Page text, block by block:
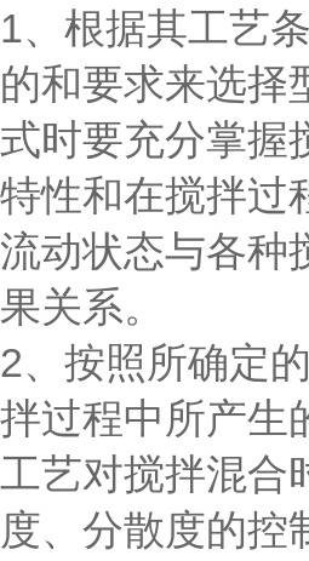
1、根据其工艺
的和要求来选择
式时要充分掌握
特性和在搅拌过
流动状态与各种
果关系。
2、按照所确定
拌过程中所产生
工艺对搅拌混合
度、分散度的控